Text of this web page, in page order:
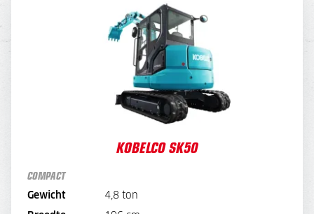
KOBELCO SK50
COMPACT
Gewicht 4,8 ton
KOBELCO SK50
145,-
Overdruk excl. filters
580,-
180,-